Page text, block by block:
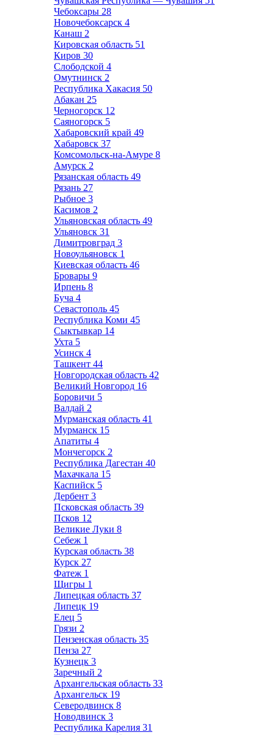
Чебоксары 28
Новочебоксарск 4
Канаш 2
Кировская область 51
Киров 30
Слободской 4
Омутнинск 2
Республика Хакасия 50
Абакан 25
Черногорск 12
Саяногорск 5
Хабаровский край 49
Хабаровск 37
Комсомольск-на-Амуре 8
Амурск 2
Рязанская область 49
Рязань 27
Рыбное 3
Касимов 2
Ульяновская область 49
Ульяновск 31
Димитровград 3
Новоульяновск 1
Киевская область 46
Бровары 9
Ирпень 8
Буча 4
Севастополь 45
Республика Коми 45
Сыктывкар 14
Ухта 5
Усинск 4
Ташкент 44
Новгородская область 42
Великий Новгород 16
Боровичи 5
Валдай 2
Мурманская область 41
Мурманск 15
Апатиты 4
Мончегорск 2
Республика Дагестан 40
Махачкала 15
Каспийск 5
Дербент 3
Псковская область 39
Псков 12
Великие Луки 8
Себеж 1
Курская область 38
Курск 27
Фатеж 1
Щигры 1
Липецкая область 37
Липецк 19
Елец 5
Грязи 2
Пензенская область 35
Пенза 27
Кузнецк 3
Заречный 2
Архангельская область 33
Архангельск 19
Северодвинск 8
Новодвинск 3
Республика Карелия 31